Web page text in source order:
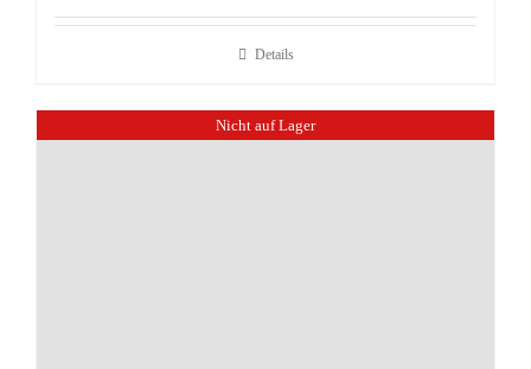
Details
Nicht auf Lager